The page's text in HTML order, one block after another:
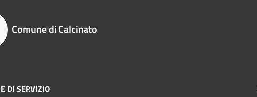
Comune di Calcinato
DI SERVIZIO